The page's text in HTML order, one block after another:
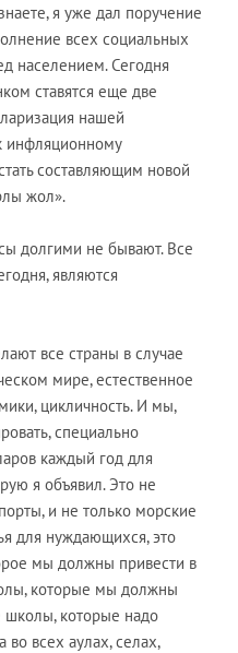
я уже дал поручение
всех социальных
населением. Сегодня
ставятся еще две
нашей
инфляционному
составляющим новой
жол».
долгими не бывают. Все
являются
все страны в случае
мире, естественное
цикличность. И мы,
специально
каждый год для
я объявил. Это не
и не только морские
для нуждающихся, это
мы должны привести в
которые мы должны
школы, которые надо
во всех аулах, селах,